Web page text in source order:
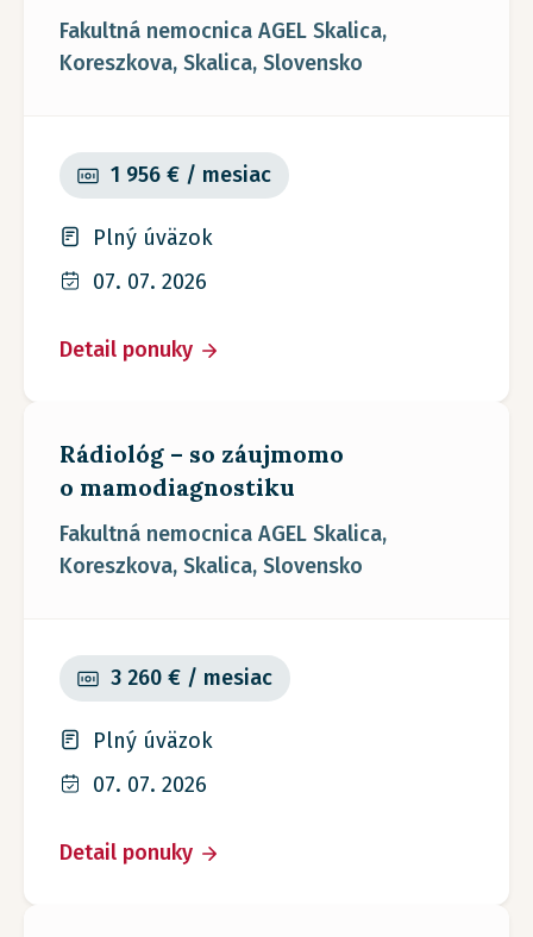
Fakultná nemocnica AGEL Skalica,
Koreszkova, Skalica, Slovensko
Plný úväzok
1 956 € / mesiac
Detail ponuky
07. 07. 2026
Rádiológ – so záujmomo
o mamodiagnostiku
Fakultná nemocnica AGEL Skalica,
Koreszkova, Skalica, Slovensko
Plný úväzok
3 260 € / mesiac
Detail ponuky
07. 07. 2026